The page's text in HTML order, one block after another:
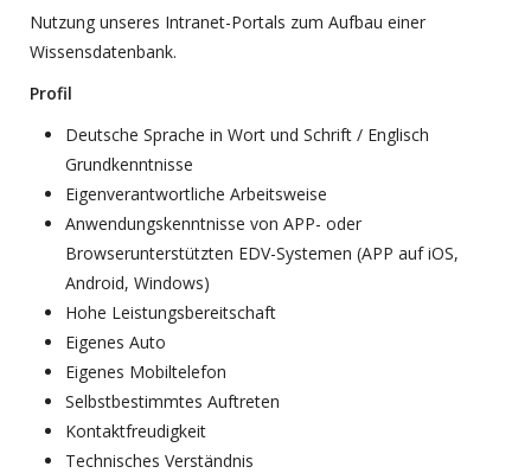
Nutzung unseres Intranet-Portals zum Aufbau einer
Wissensdatenbank.
Profil
Deutsche Sprache in Wort und Schrift / Englisch
Grundkenntnisse
Eigenverantwortliche Arbeitsweise
Anwendungskenntnisse von APP- oder
Browserunterstützten EDV-Systemen (APP auf iOS,
Android, Windows)
Hohe Leistungsbereitschaft
Eigenes Auto
Eigenes Mobiltelefon
Selbstbestimmtes Auftreten
Kontaktfreudigkeit
Technisches Verständnis